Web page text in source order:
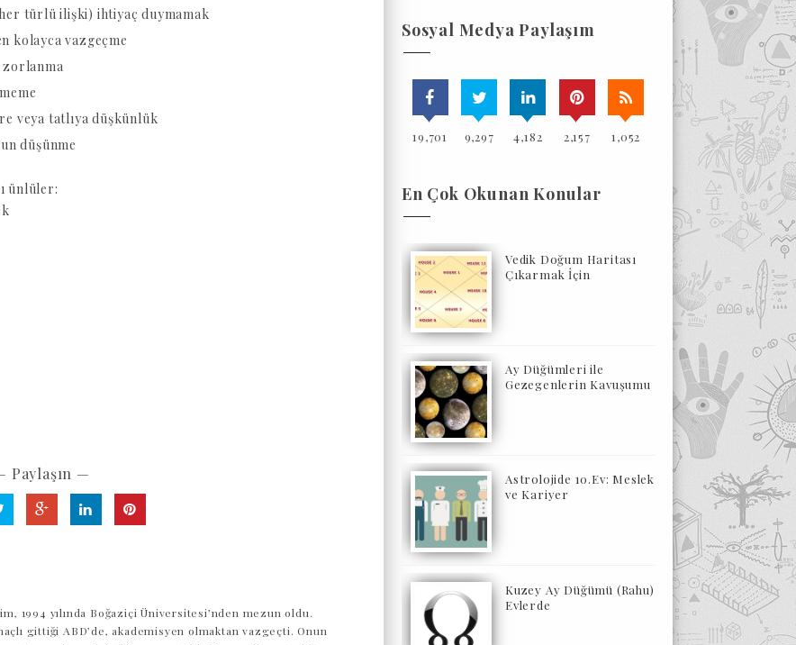
türlü ilişki) ihtiyaç duymamak
kolayca vazgeçme
zorlanma
veya tatlıya düşkünlük
düşünme
ünlüler:
Paylaşın —
1994 yılında Boğaziçi Üniversitesi’nden mezun oldu.
gittiği ABD’de, akademisyen olmaktan vazgeçti. Onun
Sosyal Medya Paylaşım
19,701 9,297 4,182 2,157 1,052
En Çok Okunan Konular
Vedik Doğum Haritası
Çıkarmak İçin
Ay Düğümleri ile
Gezegenlerin Kavuşumu
Astrolojide 10.Ev: Meslek
ve Kariyer
Kuzey Ay Düğümü (Rahu)
Evlerde